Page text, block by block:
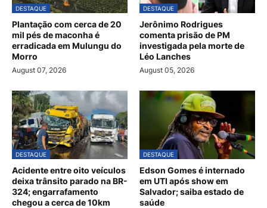
DESTAQUE
Plantação com cerca de 20
mil pés de maconha é
erradicada em Mulungu do
Morro
August 07, 2026
DESTAQUE
Jerônimo Rodrigues
comenta prisão de PM
investigada pela morte de
Léo Lanches
August 05, 2026
DESTAQUE
Acidente entre oito veículos
deixa trânsito parado na BR-
324; engarrafamento
chegou a cerca de 10km
DESTAQUE
Edson Gomes é internado
em UTI após show em
Salvador; saiba estado de
saúde